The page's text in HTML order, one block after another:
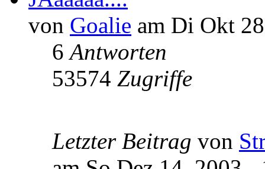
von Goalie am Di Okt
6Antworten
53574 Zugriffe
Letzter Beitrag von